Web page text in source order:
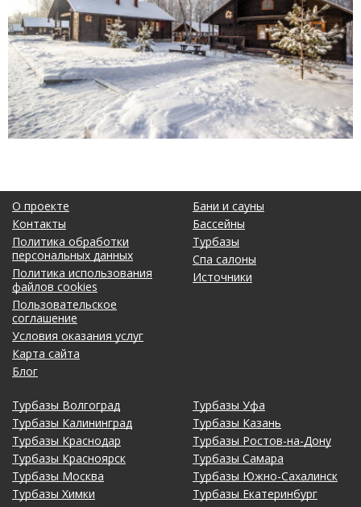
О проекте
Контакты
Политика обработки
персональных данных
Политика использования
файлов cookies
Пользовательское
соглашение
Условия оказания услуг
Карта сайта
Блог
Бани и сауны
Бассейны
Турбазы
Спа салоны
Источники
Турбазы Волгоград
Турбазы Калининград
Турбазы Краснодар
Турбазы Красноярск
Турбазы Москва
Турбазы Химки
Турбазы Уфа
Турбазы Казань
Турбазы Ростов-на-Дону
Турбазы Самара
Турбазы Южно-Сахалинск
Турбазы Екатеринбург